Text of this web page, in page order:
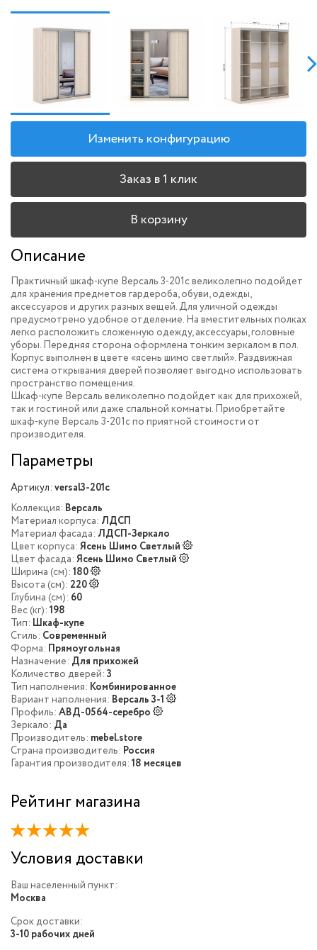
Изменить конфигурацию
Заказ в 1 клик
В корзину
Описание
Практичный шкаф-купе Версаль 3-201c великолепно подойдет
для хранения предметов гардероба, обуви, одежды,
аксессуаров и других разных вещей. Для уличной одежды
предусмотрено удобное отделение. На вместительных полках
легко расположить сложенную одежду, аксессуары, головные
уборы. Передняя сторона оформлена тонким зеркалом в пол.
Корпус выполнен в цвете «ясень шимо светлый». Раздвижная
система открывания дверей позволяет выгодно использовать
пространство помещения.
Шкаф-купе Версаль великолепно подойдет как для прихожей,
так и гостиной или даже спальной комнаты. Приобретайте
шкаф-купе Версаль 3-201c по приятной стоимости от
производителя.
Параметры
Артикул: versal3-201c
Коллекция: Версаль
Материал корпуса: ЛДСП
Материал фасада: ЛДСП-Зеркало
Цвет корпуса: Ясень Шимо Светлый
Цвет фасада: Ясень Шимо Светлый
Ширина (см): 180
Высота (см): 220
Глубина (см): 60
Вес (кг): 198
Тип: Шкаф-купе
Стиль: Современный
Форма: Прямоугольная
Назначение: Для прихожей
Количество дверей: 3
Тип наполнения: Комбинированное
Вариант наполнения: Версаль 3-1
Профиль: АВД-0564-серебро
Зеркало: Да
Производитель: mebel.store
Страна производитель: Россия
Гарантия производителя: 18 месяцев
Рейтинг магазина
Условия доставки
Ваш населенный пункт:
Москва
Срок доставки:
3-10 рабочих дней